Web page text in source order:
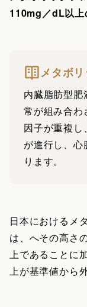
110mg／dL以上
メタボ
内臓脂肪型
常が組み合わ
因子が重複
が進行し、心
ります。
日本におけるメ
は、へその高さ
上であることに
上が基準値から